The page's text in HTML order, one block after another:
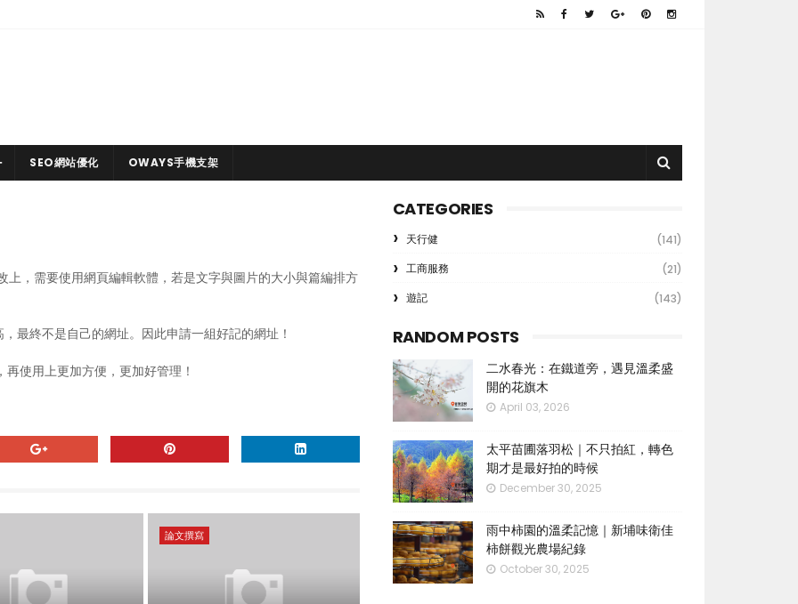
SEO網站優化 OWAYS手機支架
，需要使用網頁編輯軟體，若是文字與圖片的大小與篇編排方
最終不是自己的網址。因此申請一組好記的網址！
使用上更加方便，更加好管理！
論文撰寫
CATEGORIES
天行健
(141)
工商服務
(21)
遊記
(143)
RANDOM POSTS
二水春光：在鐵道旁，遇見溫柔盛
開的花旗木
April 03, 2026
太平苗圃落羽松｜不只拍紅，轉色
期才是最好拍的時候
December 30, 2025
雨中柿園的溫柔記憶｜新埔味衛佳
柿餅觀光農場紀錄
October 30, 2025